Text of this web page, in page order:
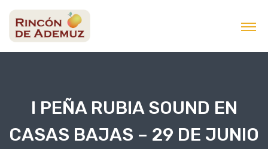
I PEÑA RUBIA SOUND EN
CASAS BAJAS – 29 DE JUNIO